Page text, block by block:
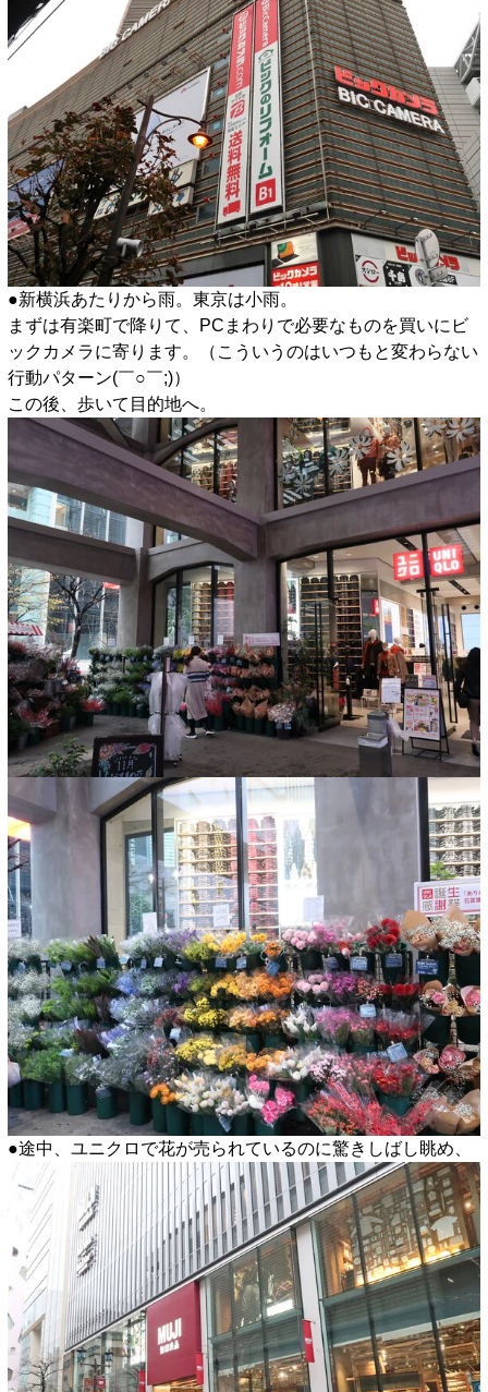
●新横浜あたりから雨。東京は小雨。
まずは有楽町で降りて、PCまわりで必要なものを買いにビ
ックカメラに寄ります。（こういうのはいつもと変わらない
行動パターン(￣○￣;)）
この後、歩いて目的地へ。
●途中、ユニクロで花が売られているのに驚きしばし眺め、